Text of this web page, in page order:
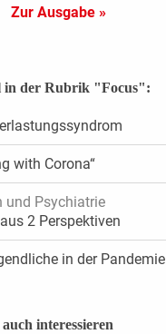
Zur Ausgabe »
in der Rubrik "Focus":
with Corona“
und Psychiatrie
2 Perspektiven
in der Pandemie
interessieren